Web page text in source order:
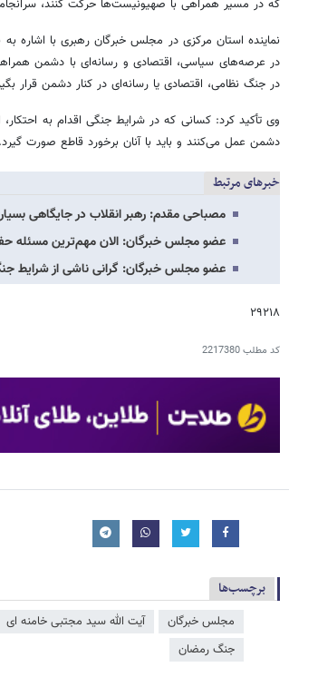
که در مسیر همراهی با صهیونیست‌ها حرکت کنند،
نماینده استان مرکزی در مجلس خبرگان رهبری با اشاره
در عرصه‌های سیاسی، اقتصادی و رسانه‌ای با دشمن
در جنگ نظامی، اقتصادی یا رسانه‌ای در کنار دشمن قرار
وی تأکید کرد: کسانی که در شرایط جنگی اقدام به
دشمن عمل می‌کنند و باید با آنان برخورد قاطع صورت گیرد.
خبرهای مرتبط
مصباحی مقدم: رهبر انقلاب در جایگاهی
عضو مجلس خبرگان: الان مهم‌ترین مسئله
عضو مجلس خبرگان: گرانی ناشی از شرایط
۲۹۲۱۸
کد مطلب2217380
برچسب‌ها
مجلس خبرگان آیت الله سید مجتبی خامنه ای
جنگ رمضان